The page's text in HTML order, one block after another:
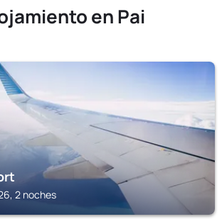
en Pai
2 noches